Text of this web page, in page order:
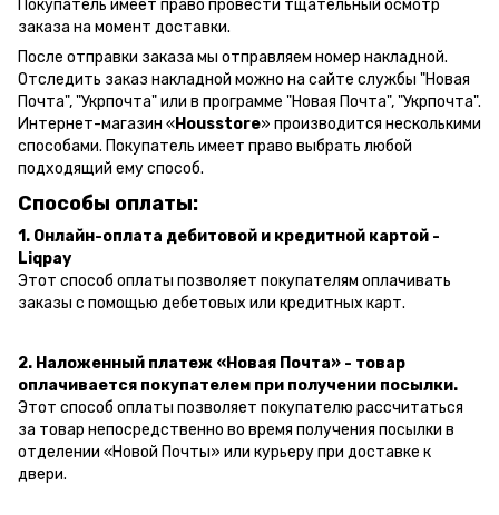
Покупатель имеет право провести тщательный осмотр
заказа на момент доставки.
После отправки заказа мы отправляем номер накладной.
Отследить заказ накладной можно на сайте службы "Новая
Почта", "Укрпочта" или в программе "Новая Почта", "Укрпочта".
Интернет-магазин «Housstore» производится несколькими
способами. Покупатель имеет право выбрать любой
подходящий ему способ.
Способы оплаты:
1. Онлайн-оплата дебитовой и кредитной картой -
Liqpay
Этот способ оплаты позволяет покупателям оплачивать
заказы с помощью дебетовых или кредитных карт.
2. Наложенный платеж «Новая Почта» - товар
оплачивается покупателем при получении посылки.
Этот способ оплаты позволяет покупателю рассчитаться
за товар непосредственно во время получения посылки в
отделении «Новой Почты» или курьеру при доставке к
двери.